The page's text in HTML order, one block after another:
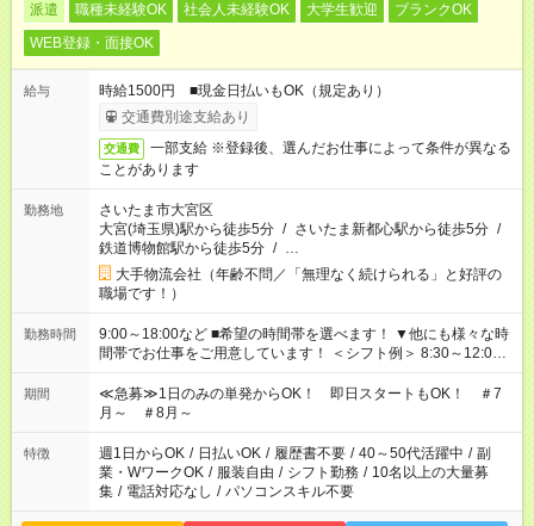
派遣 職種未経験OK 社会人未経験OK 大学生歓迎
ブランクOK
WEB登録・面接OK
給与
時給1500円 ■現金日払いもOK（規定あり）
交通費別途支給あり
交通費
一部支給 ※登録後、選んだお仕事によって条件が異なる
ことがあります
勤務地
さいたま市大宮区
大宮(埼玉県)駅から徒歩5分 / さいたま新都心駅から徒歩5分 /
鉄道博物館駅から徒歩5分 / …
大手物流会社（年齢不問／「無理なく続けられる」と好評の
職場です！）
勤務時間
9:00～18:00など ■希望の時間帯を選べます！ ▼他にも様々な時
間帯でお仕事をご用意しています！ ＜シフト例＞ 8:30～12:00
17:00～22:00 13:00～22:00 22:00～翌6:00 など
期間
≪急募≫1日のみの単発からOK！ 即日スタートもOK！ ＃7
月～ ＃8月～
特徴 週1日からOK / 日払いOK / 履歴書不要 / 40～50代活躍中 / 副
業・WワークOK / 服装自由 / シフト勤務 / 10名以上の大量募
集 / 電話対応なし / パソコンスキル不要